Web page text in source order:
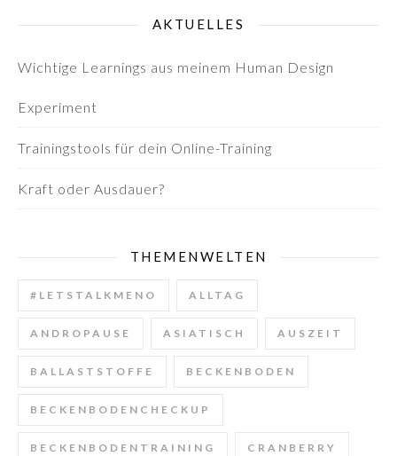
AKTUELLES
Wichtige Learnings aus meinem Human Design
Experiment
Trainingstools für dein Online-Training
Kraft oder Ausdauer?
THEMENWELTEN
#LETSTALKMENO ALLTAG
ANDROPAUSE ASIATISCH AUSZEIT
BALLASTSTOFFE BECKENBODEN
BECKENBODENCHECKUP
BECKENBODENTRAINING CRANBERRY